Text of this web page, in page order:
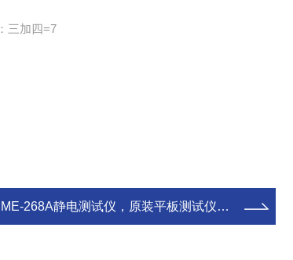
三加四=7
静电测试仪，原装平板测试仪，离子风机检测仪厂家